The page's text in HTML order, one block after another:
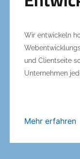
Wir entwickeln
und Clientseite
Unternehmen
Mehr erfahren